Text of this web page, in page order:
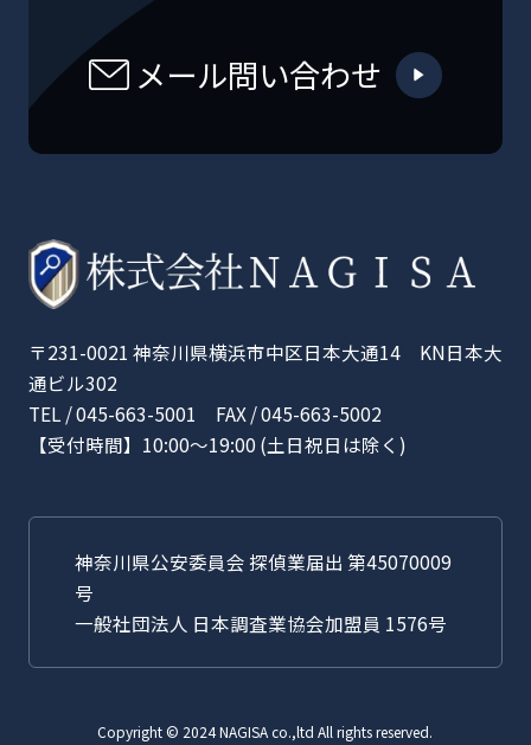
メール問い合わせ
〒231-0021 神奈川県横浜市中区日本大通14 KN日本大
通ビル302
TEL / 045-663-5001 FAX / 045-663-5002
【受付時間】10:00〜19:00 (土日祝日は除く)
神奈川県公安委員会 探偵業届出 第45070009
号
一般社団法人 日本調査業協会加盟員 1576号
Copyright © 2024 NAGISA co.,ltd All rights reserved.